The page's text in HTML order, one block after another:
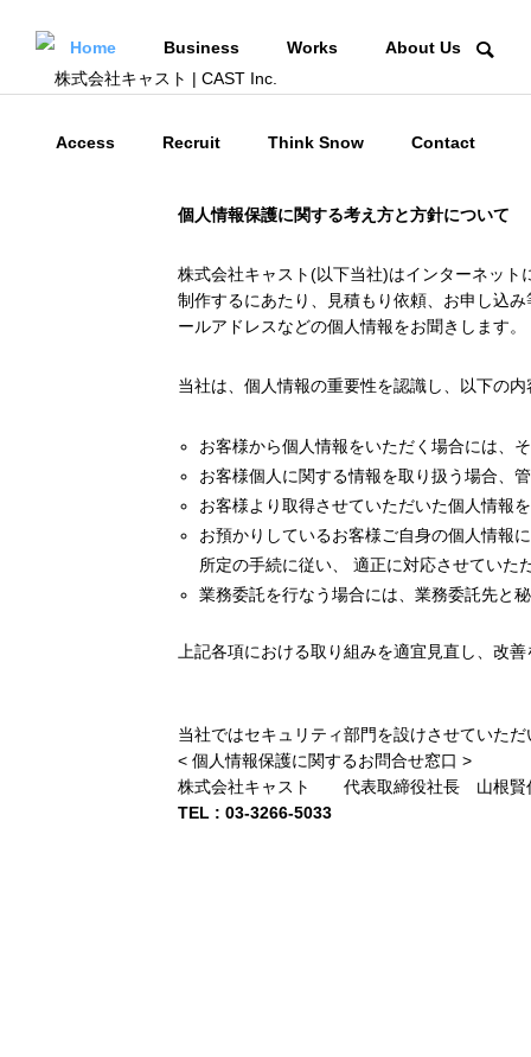
Home Business Works About Us
Access Recruit Think Snow Contact
個人情報保護に関する考え方と方針について
株式会社キャスト(以下当社)はインターネッ
制作するにあたり、見積もり依頼、お申し込
ールアドレスなどの個人情報をお聞きします。
当社は、個人情報の重要性を認識し、以下の
お客様から個人情報をいただく場合には、
お客様個人に関する情報を取り扱う場合、
お客様より取得させていただいた個人情報
お預かりしているお客様ご自身の個人情報
所定の手続に従い、 適正に対応させていた
業務委託を行なう場合には、業務委託先と
上記各項における取り組みを適宜見直し、改
当社ではセキュリティ部門を設けさせていた
< 個人情報保護に関するお問合せ窓口 >
株式会社キャスト 代表取締役社長 山根賢
TEL : 03-3266-5033